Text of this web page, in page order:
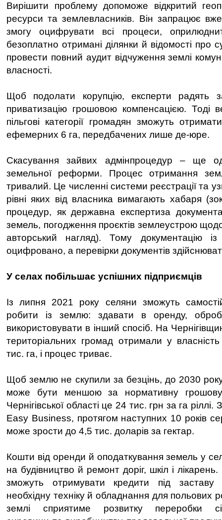
Вирішити проблему допоможе відкритий
ресурси та землевласників. Він запрацює
змогу оцифрувати всі процеси,
безоплатно отримані ділянки й відомості про
провести повний аудит відчуження землі
власності.
Щоб подолати корупцію, експерти радять
приватизацію грошовою компенсацією. Тоді
пільгові категорії громадян зможуть
ефемерних 6 га, передбачених лише де-юре.
Скасування зайвих адмінпроцедур – ще
земельної реформи. Процес отримання
тривалий. Це численні системи реєстрації та
рівні яких від власника вимагають хабаря
процедур, як державна експертиза
земель, погодження проєктів землеустрою
авторський нагляд). Тому документацію
оцифровано, а перевірки документів
У селах побільшає успішних підприємців
Із липня 2021 року селяни зможуть
робити із землю: здавати в оренду,
використовувати в інший спосіб. На
територіальних громад отримали у
тис. га, і процес триває.
Щоб землю не скупили за безцінь, до 2030 року
може бути меншою за нормативну
Чернігівської області це 24 тис. грн за га ріллі.
Easy Business, протягом наступних 10 років
може зрости до 4,5 тис. доларів за гектар.
Кошти від оренди й оподаткування земель у
на будівництво й ремонт доріг, шкіл і
зможуть отримувати кредити під заставу
необхідну техніку й обладнання для польових
землі сприятиме розвитку переробки